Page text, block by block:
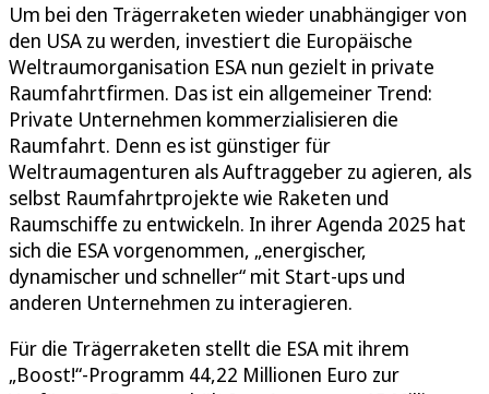
Um bei den Trägerraketen wieder unabhängiger von
den USA zu werden, investiert die Europäische
Weltraumorganisation ESA nun gezielt in private
Raumfahrtfirmen. Das ist ein allgemeiner Trend:
Private Unternehmen kommerzialisieren die
Raumfahrt. Denn es ist günstiger für
Weltraumagenturen als Auftraggeber zu agieren, als
selbst Raumfahrtprojekte wie Raketen und
Raumschiffe zu entwickeln. In ihrer Agenda 2025 hat
sich die ESA vorgenommen, „energischer,
dynamischer und schneller“ mit Start-ups und
anderen Unternehmen zu interagieren.
Für die Trägerraketen stellt die ESA mit ihrem
„Boost!“-Programm 44,22 Millionen Euro zur